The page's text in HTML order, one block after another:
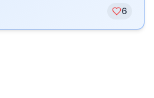
6